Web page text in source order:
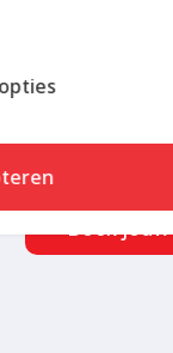
Het volledige
bij elke locatie,
de stad in al haar
uitgebreide
Boek